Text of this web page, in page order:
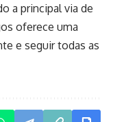
a principal via de
oferece uma
e seguir todas as